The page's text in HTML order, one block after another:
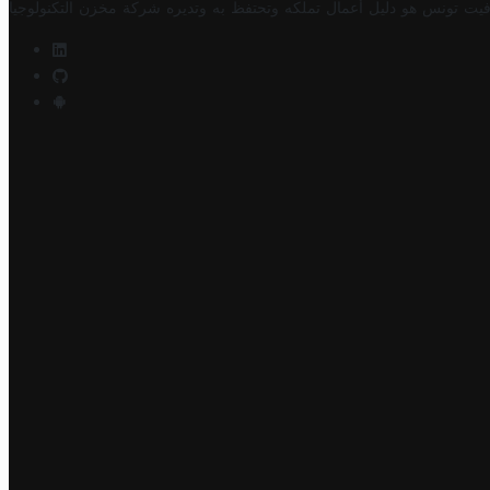
تونس هو دليل أعمال تملكه وتحتفظ به وتديره شركة مخزن التكنولوجيا